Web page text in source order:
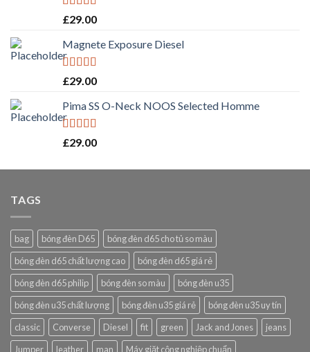
Rated5.00
£29.00
Magnete Exposure Diesel
Rated5.00
£29.00
Pima SS O-Neck NOOS Selected Homme
Rated5.00
£29.00
TAGS
bag bóng đèn D65
bóng đèn d65 cho tủ so màu
bóng đèn d65 chất lượng cao
bóng đèn d65 giá rẻ
bóng đèn d65 philip
bóng đèn so màu
bóng đèn u35
bóng đèn u35 chất lượng
bóng đèn u35 giá rẻ
bóng đèn u35 uy tín
classic
Converse Diesel fit green Jack and Jones
jeans
Jumper
leather man Máy giặt công nghiệp chuẩn